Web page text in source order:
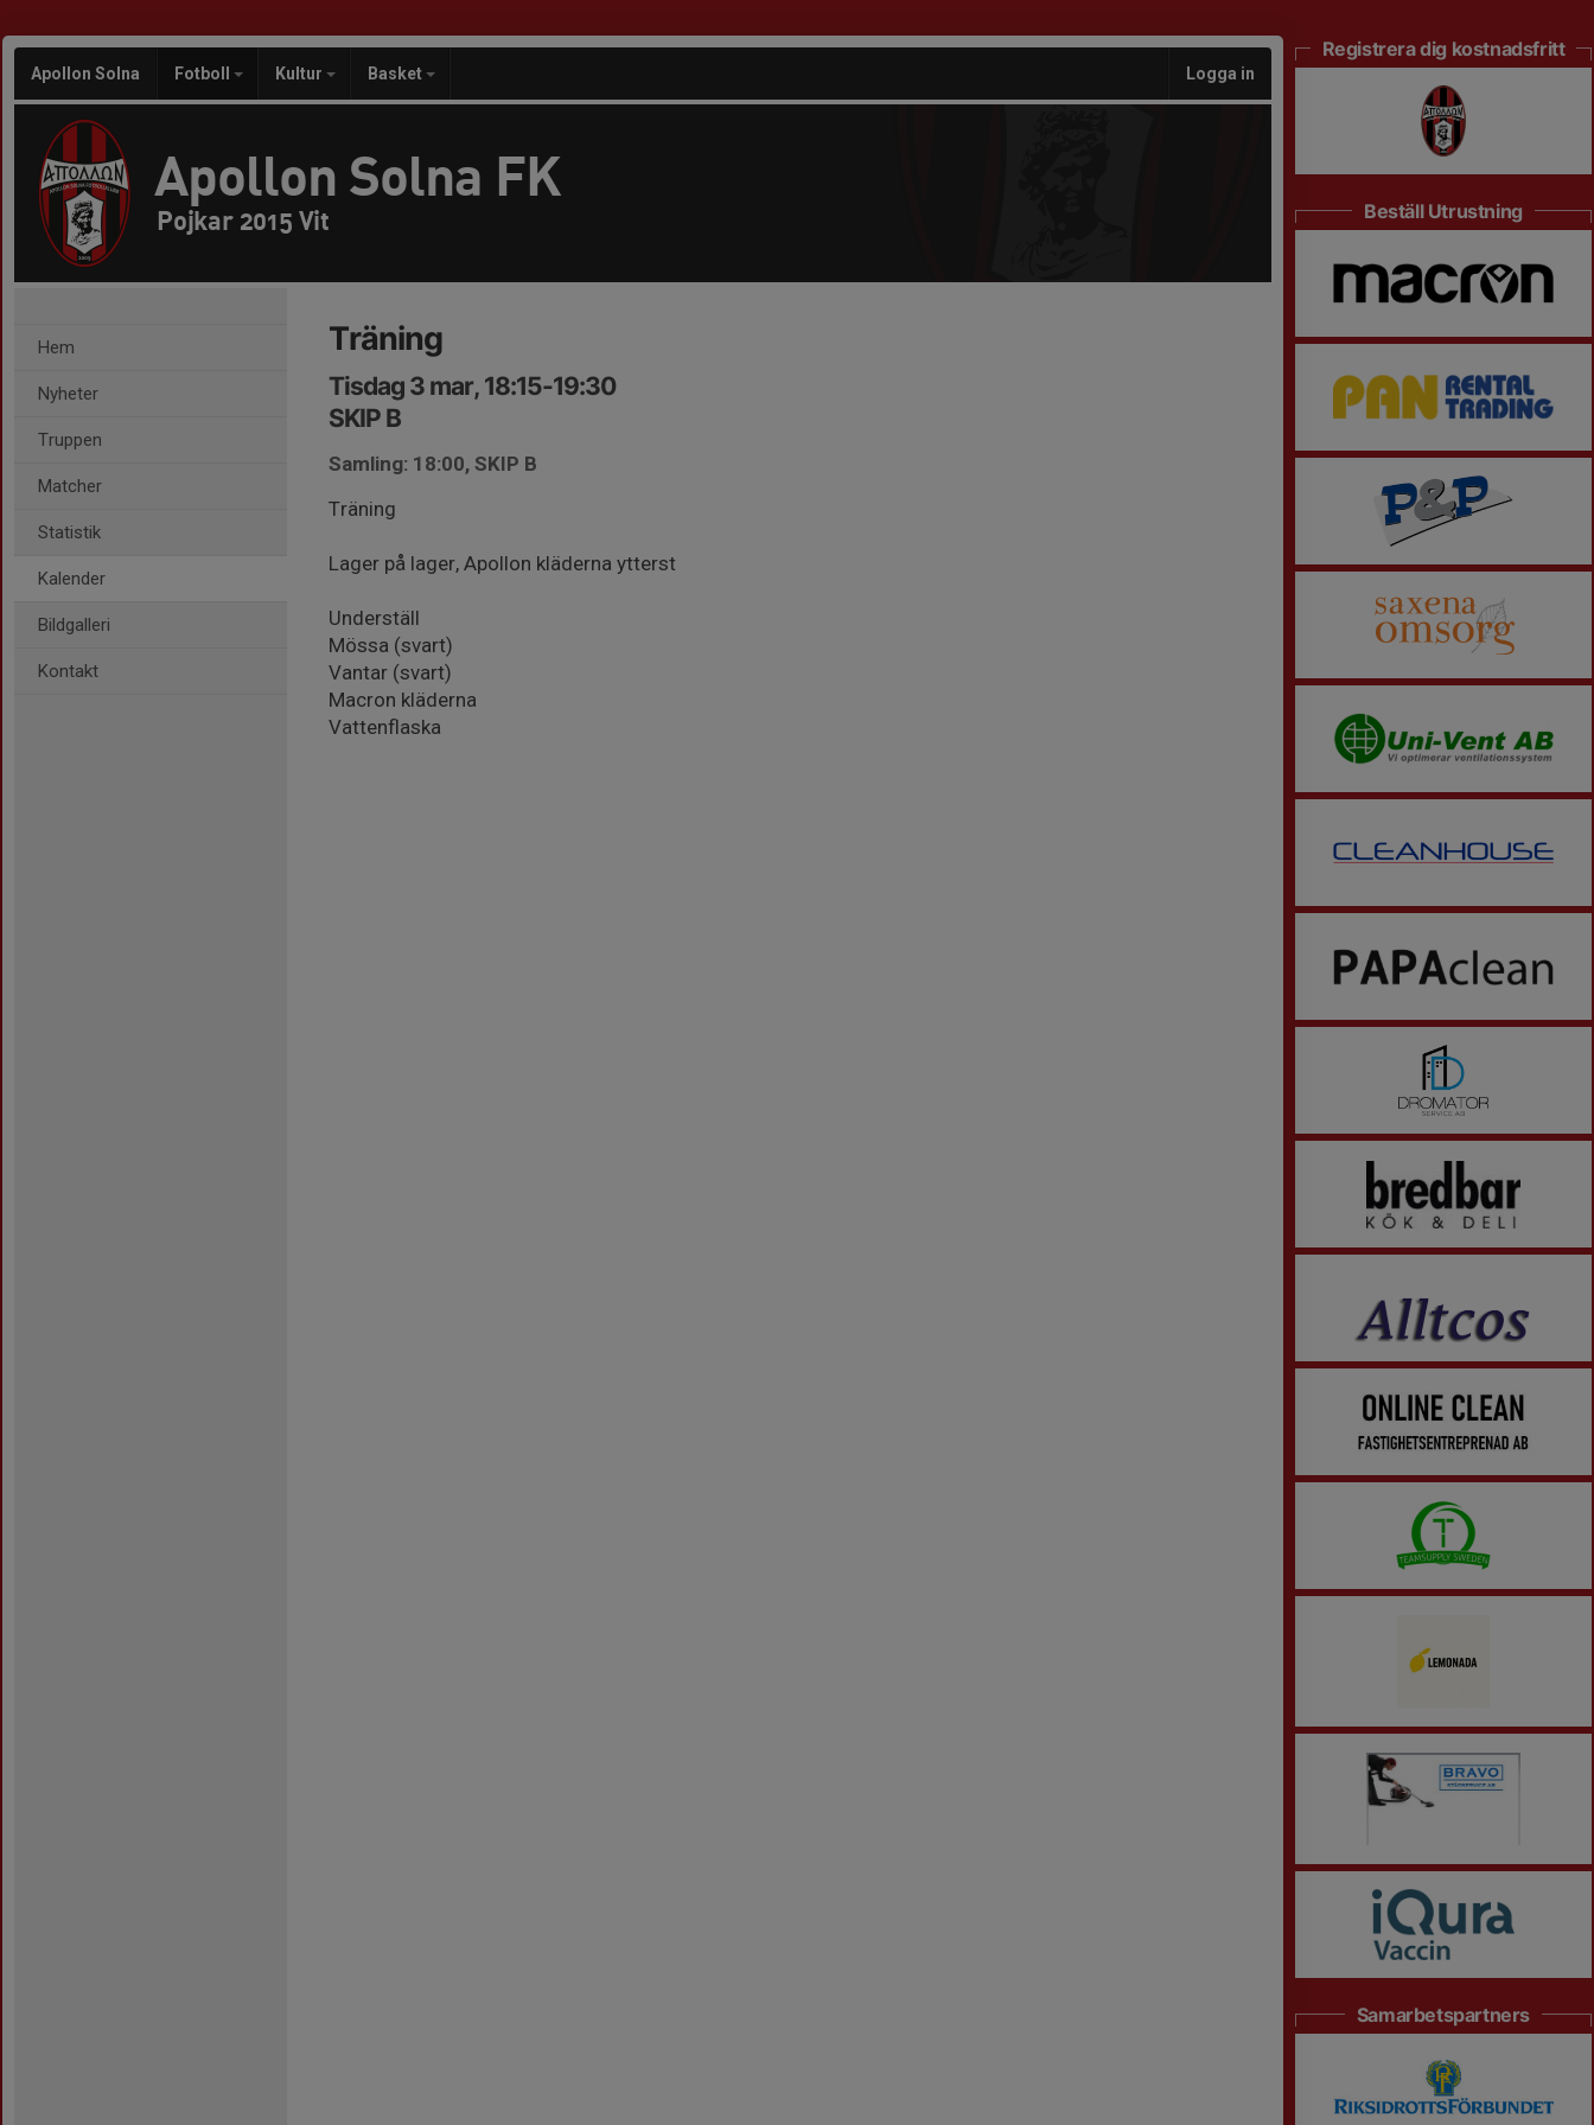
Apollon Solna Fotboll Kultur Basket Logga in
Apollon Solna FK
Pojkar 2015 Vit
Hem
Nyheter
Truppen
Matcher
Statistik
Kalender
Bildgalleri
Kontakt
Träning
Tisdag 3 mar, 18:15-19:30
SKIP B
Samling: 18:00, SKIP B
Träning
Lager på lager, Apollon kläderna ytterst
Underställ
Mössa (svart)
Vantar (svart)
Macron kläderna
Vattenflaska
Registrera dig kostnadsfritt
Beställ Utrustning
Samarbetspartners